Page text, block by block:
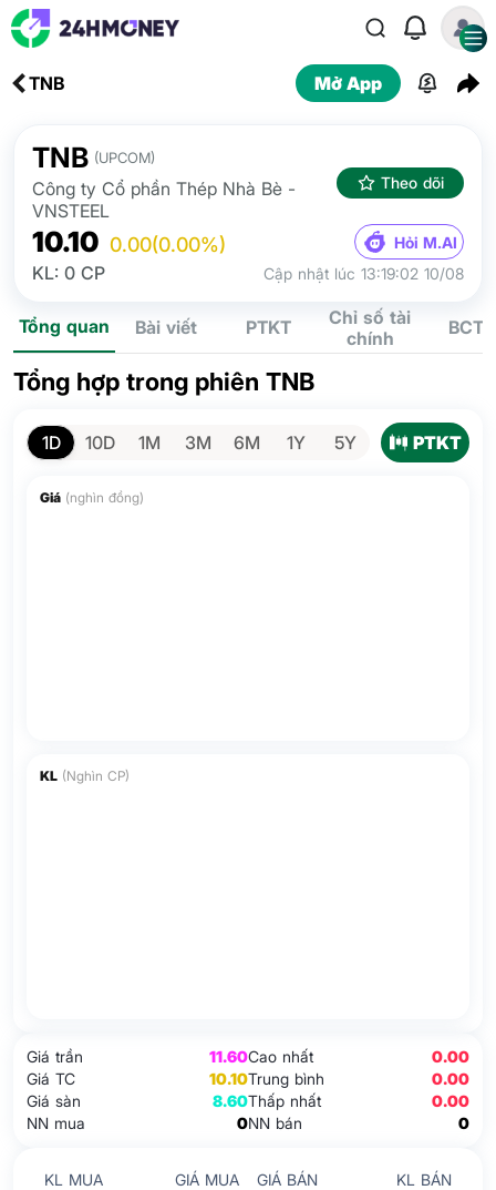
TNB Mở App
TNB (UPCOM)
Công ty Cổ phần Thép Nhà Bè -
VNSTEEL
Theo dõi
10.10 0.00(0.00%) Hỏi M.AI
KL: 0 CP Cập nhật lúc 13:19:02 10/08
Tổng quan Bài viết PTKT
Chỉ số tài
chính
BCTC
Tổng hợp trong phiên TNB
Giá trần
11.60
Giá TC
10.10
Giá sàn
8.60
NN mua
0
Cao nhất
0.00
Trung bình
0.00
Thấp nhất
0.00
NN bán
0
KL MUA GIÁ MUA GIÁ BÁN
KL BÁN
1D 10D 1M 3M 6M 1Y 5Y PTKT
Giá (nghìn đồng)
KL (Nghìn CP)